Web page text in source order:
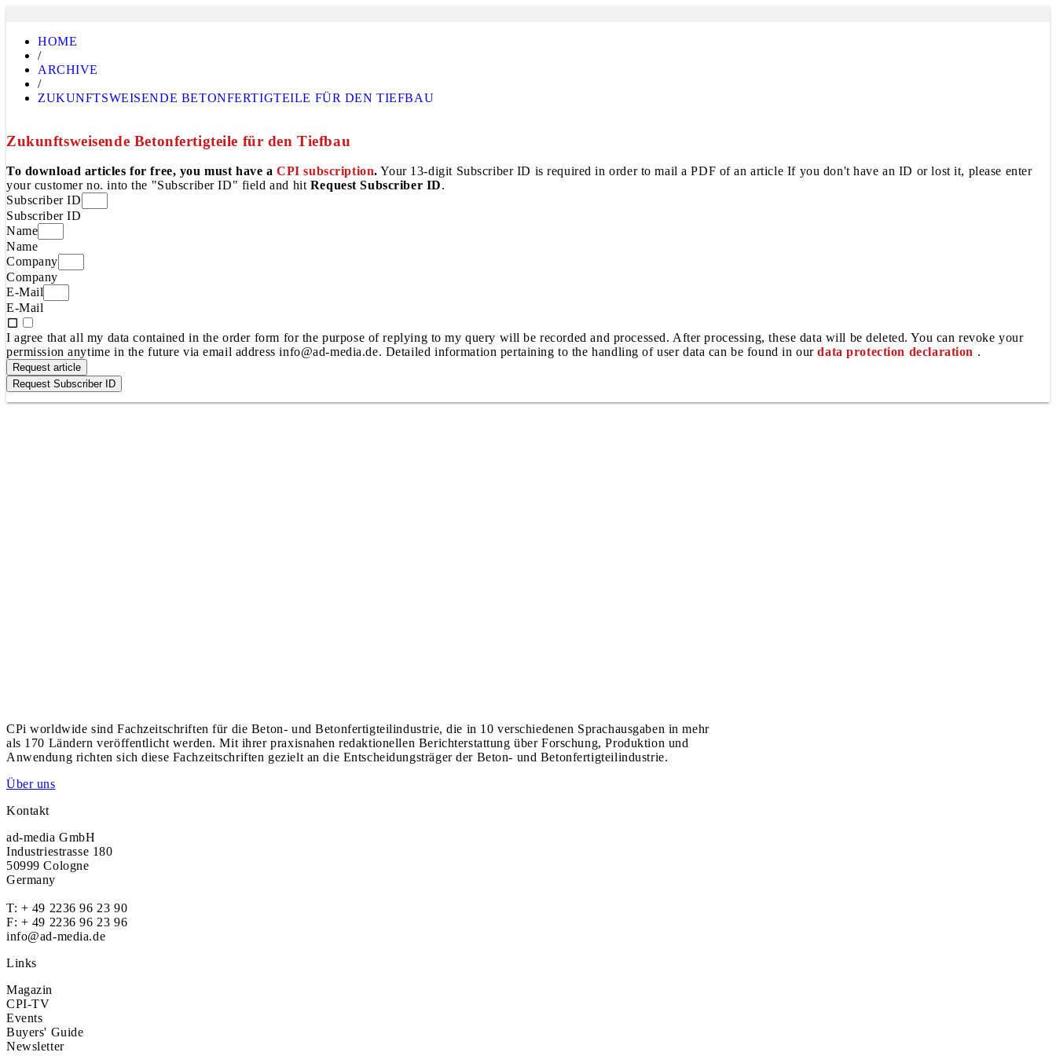
HOME
/
ARCHIVE
/
ZUKUNFTSWEISENDE BETONFERTIGTEILE FÜR DEN TIEFBAU
Zukunftsweisende Betonfertigteile für den Tiefbau
To download articles for free, you must have aCPI subscription. Your 13-digit Subscriber ID is required in order to mail a PDF of an article If you don't have an ID or lost it, please enter
your customer no. into the "Subscriber ID" field and hit Request Subscriber ID.
Subscriber ID
Subscriber ID
Name
Name
Company
Company
E-Mail
E-Mail
I agree that all my data contained in the order form for the purpose of replying to my query will be recorded and processed. After processing, these data will be deleted. You can revoke your
permission anytime in the future via email address info@ad-media.de. Detailed information pertaining to the handling of user data can be found in ourdata protection declaration .
Request article
Request Subscriber ID
CPi worldwide sind Fachzeitschriften für die Beton- und Betonfertigteilindustrie, die in 10 verschiedenen Sprachausgaben in mehr
als 170 Ländern veröffentlicht werden. Mit ihrer praxisnahen redaktionellen Berichterstattung über Forschung, Produktion und
Anwendung richten sich diese Fachzeitschriften gezielt an die Entscheidungsträger der Beton- und Betonfertigteilindustrie.
Über uns
Kontakt
ad-media GmbH
Industriestrasse 180
50999 Cologne
Germany
T: + 49 2236 96 23 90
F: + 49 2236 96 23 96
info@ad-media.de
Links
Magazin
CPI-TV
Events
Buyers' Guide
Newsletter